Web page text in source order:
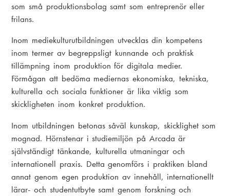
som små produktionsbolag samt som entreprenör eller
frilans.
Inom mediekulturutbildningen utvecklas din kompetens
inom termer av begreppsligt kunnande och praktisk
tillämpning inom produktion för digitala medier.
Förmågan att bedöma mediernas ekonomiska, tekniska,
kulturella och sociala funktioner är lika viktig som
skickligheten inom konkret produktion.
Inom utbildningen betonas såväl kunskap, skicklighet som
mognad. Hörnstenar i studiemiljön på Arcada är
självständigt tänkande, kulturella utmaningar och
internationell praxis. Detta genomförs i praktiken bland
annat genom egen produktion av innehåll, internationellt
lärar- och studentutbyte samt genom forskning och